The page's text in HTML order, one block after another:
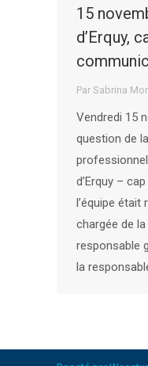
15
d’Erquy,
Par Sabrina
Vendredi 15
question de
d’Erquy –
l’équipe était
chargée de
responsable
la